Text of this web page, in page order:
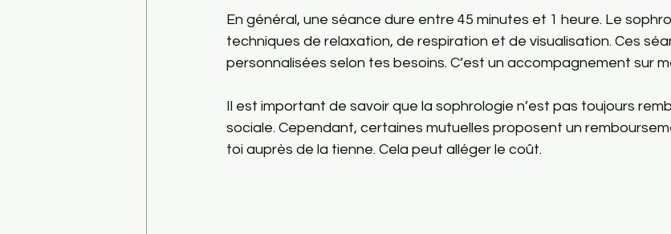
En général, une séance dure entre 45 minutes et 1 heure. Le
techniques de relaxation, de respiration et de visualisation. Ces
personnalisées selon tes besoins. C’est un accompagnement sur
Il est important de savoir que la sophrologie n’est pas toujours
sociale. Cependant, certaines mutuelles proposent un
toi auprès de la tienne. Cela peut alléger le coût.